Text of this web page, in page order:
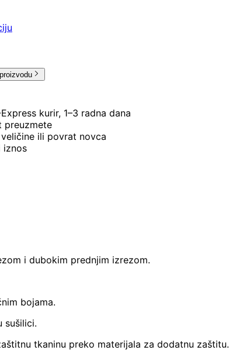
kurir, 1–3 radna dana
preuzmete
veličine ili povrat novca
iznos
i dubokim prednjim izrezom.
bojama.
sušilici.
tkaninu preko materijala za dodatnu zaštitu.